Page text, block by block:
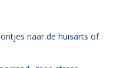
naar de huisarts of